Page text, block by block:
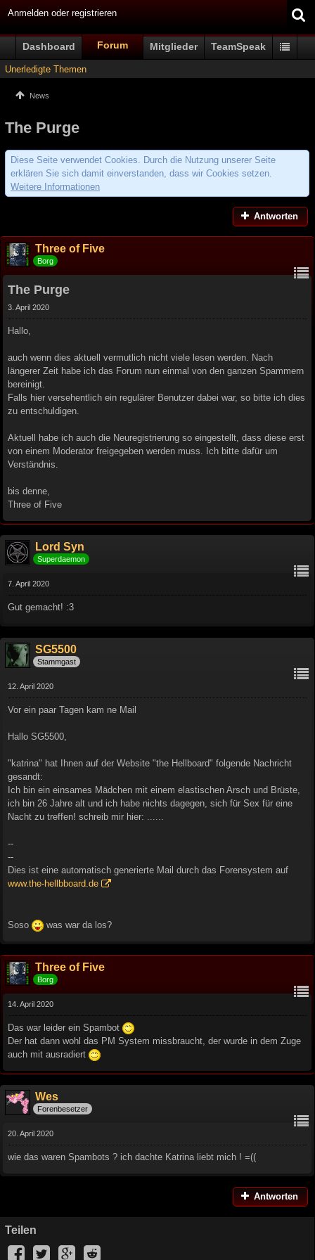
Anmelden oder registrieren
Dashboard Forum Mitglieder TeamSpeak
Unerledigte Themen
News
The Purge
Diese Seite verwendet Cookies. Durch die Nutzung unserer Seite
erklären Sie sich damit einverstanden, dass wir Cookies setzen.
Weitere Informationen
Antworten
Three of Five
Borg
The Purge
3. April 2020
Hallo,
auch wenn dies aktuell vermutlich nicht viele lesen werden. Nach
längerer Zeit habe ich das Forum nun einmal von den ganzen Spammern
bereinigt.
Falls hier versehentlich ein regulärer Benutzer dabei war, so bitte ich dies
zu entschuldigen.
Aktuell habe ich auch die Neuregistrierung so eingestellt, dass diese erst
von einem Moderator freigegeben werden muss. Ich bitte dafür um
Verständnis.
bis denne,
Three of Five
Lord Syn
Superdaemon
7. April 2020
Gut gemacht! :3
SG5500
Stammgast
12. April 2020
Vor ein paar Tagen kam ne Mail
Hallo SG5500,
"katrina" hat Ihnen auf der Website "the Hellboard" folgende Nachricht
gesandt:
Ich bin ein einsames Mädchen mit einem elastischen Arsch und Brüste,
ich bin 26 Jahre alt und ich habe nichts dagegen, sich für Sex für eine
Nacht zu treffen! schreib mir hier: ......
--
--
Dies ist eine automatisch generierte Mail durch das Forensystem auf
www.the-hellbboard.de
Soso was war da los?
Three of Five
Borg
14. April 2020
Das war leider ein Spambot
Der hat dann wohl das PM System missbraucht, der wurde in dem Zuge
auch mit ausradiert
Wes
Forenbesetzer
20. April 2020
wie das waren Spambots ? ich dachte Katrina liebt mich ! =((
Antworten
Teilen